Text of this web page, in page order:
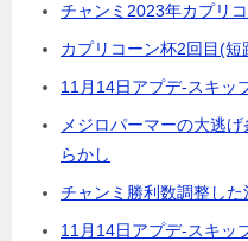
チャンミ2023年カプリ
カプリコーン杯2回目(
11月14日アプデ-スキッ
メジロパーマーの大逃
らかし
チャンミ勝利数調整し
11月14日アプデ-スキッ